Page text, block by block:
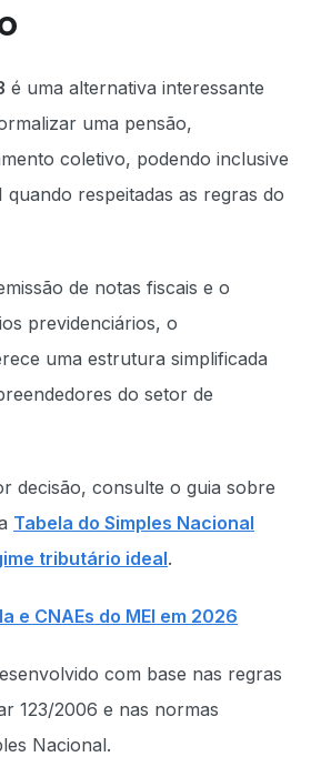
é uma alternativa interessante
uma pensão,
coletivo, podendo inclusive
respeitadas as regras do
de notas fiscais e o
previdenciários, o
uma estrutura simplificada
do setor de
decisão, consulte o guia sobre
Tabela do Simples Nacional
tributário ideal.
e CNAEs do MEI em 2026
com base nas regras
123/2006 e nas normas
Nacional.